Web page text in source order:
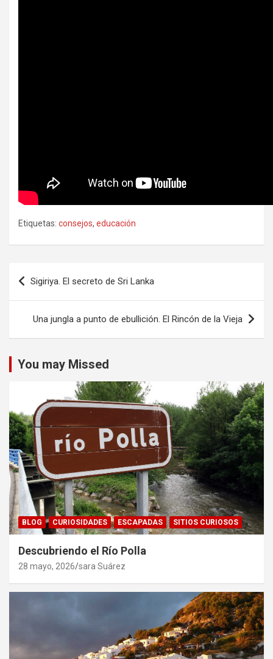
Etiquetas: consejos, educación
Navegación
de
entradas
Sigiriya. El secreto de Sri Lanka
Una jungla a punto de ebullición. El Rincón de la Vieja
You may Missed
BLOG CURIOSIDADES ESCAPADAS SITIOS CURIOSOS
Descubriendo el Río Polla
28 mayo, 2026 sara Suárez